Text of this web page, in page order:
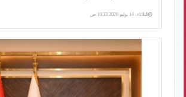
الثلاثاء، 14 يوليو 2026 10:33 ص